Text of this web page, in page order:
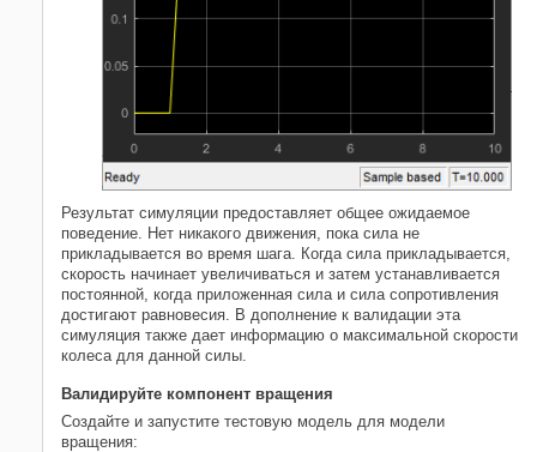
Результат симуляции предоставляет общее ожидаемое
поведение. Нет никакого движения, пока сила не
прикладывается во время шага. Когда сила прикладывается,
скорость начинает увеличиваться и затем устанавливается
постоянной, когда приложенная сила и сила сопротивления
достигают равновесия. В дополнение к валидации эта
симуляция также дает информацию о максимальной скорости
колеса для данной силы.
Валидируйте компонент вращения
Создайте и запустите тестовую модель для модели
вращения: